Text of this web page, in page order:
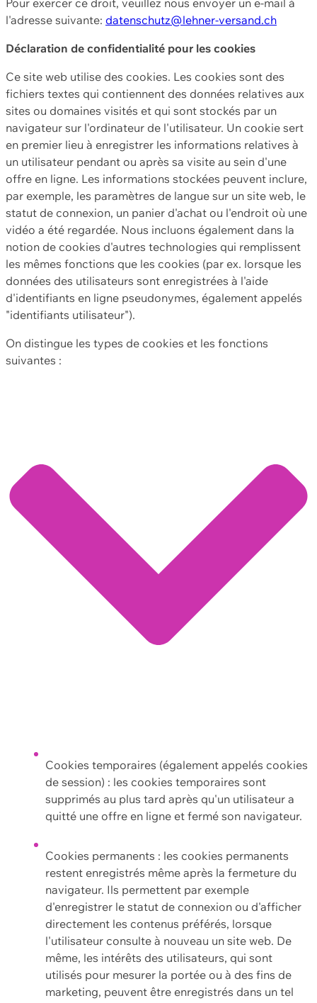
l'adresse suivante: datenschutz@lehner-versand.ch
Déclaration de confidentialité pour les cookies
Ce site web utilise des cookies. Les cookies sont des
fichiers textes qui contiennent des données relatives aux
sites ou domaines visités et qui sont stockés par un
navigateur sur l'ordinateur de l'utilisateur. Un cookie sert
en premier lieu à enregistrer les informations relatives à
un utilisateur pendant ou après sa visite au sein d'une
offre en ligne. Les informations stockées peuvent inclure,
par exemple, les paramètres de langue sur un site web, le
statut de connexion, un panier d'achat ou l'endroit où une
vidéo a été regardée. Nous incluons également dans la
notion de cookies d'autres technologies qui remplissent
les mêmes fonctions que les cookies (par ex. lorsque les
données des utilisateurs sont enregistrées à l'aide
d'identifiants en ligne pseudonymes, également appelés
"identifiants utilisateur").
On distingue les types de cookies et les fonctions
suivantes :
Cookies temporaires (également appelés cookies
de session) : les cookies temporaires sont
supprimés au plus tard après qu'un utilisateur a
quitté une offre en ligne et fermé son navigateur.
Cookies permanents : les cookies permanents
restent enregistrés même après la fermeture du
navigateur. Ils permettent par exemple
d'enregistrer le statut de connexion ou d'afficher
directement les contenus préférés, lorsque
l'utilisateur consulte à nouveau un site web. De
même, les intérêts des utilisateurs, qui sont
utilisés pour mesurer la portée ou à des fins de
marketing, peuvent être enregistrés dans un tel